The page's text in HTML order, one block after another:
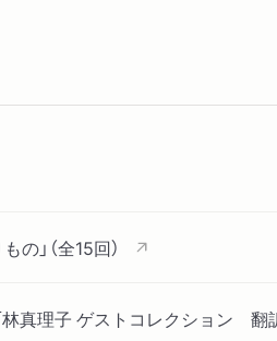
」（全15回）
真理子 ゲストコレクション 翻